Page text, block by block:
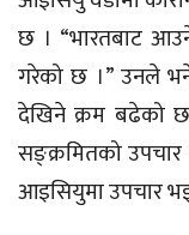
छ । “भारतबाट
गरेको छ ।” उनले
देखिने क्रम बढेको
सङ्क्रमितको
आइसियुमा उपचार